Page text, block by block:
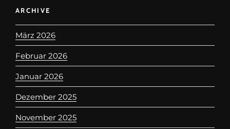
ARCHIVE
März 2026
Februar 2026
Januar 2026
Dezember 2025
November 2025